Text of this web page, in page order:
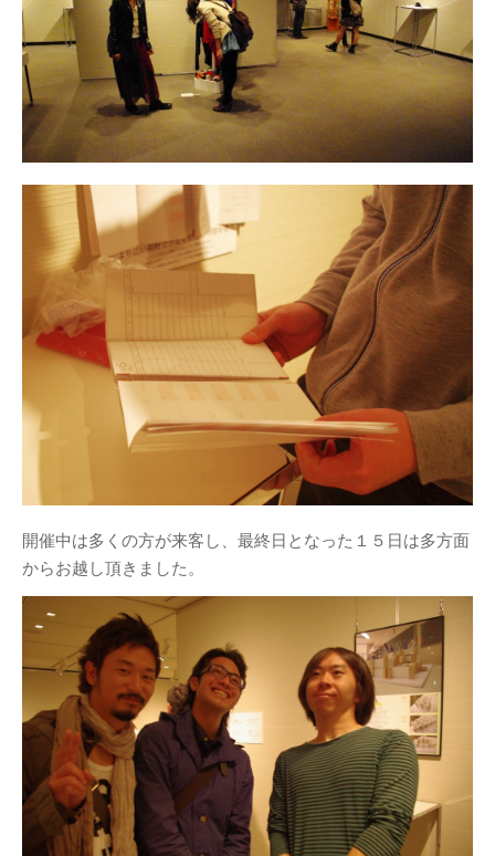
講義授業「プロダクトデザイン
論」
講義授業「ものづくりの法律」
紹介
リンク
ジュエリーデザインコー
ス
名古屋造形大学
建築／インテリアデザイ
ンコース
減災デザイン研究室
産学共同プロジェクト
投稿の
コメントの RSS
WordPress.org
開催中は多くの方が来客し、最終日となった１５日は多方面
からお越し頂きました。